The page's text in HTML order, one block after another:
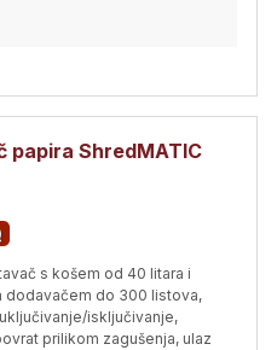
papira ShredMATIC
s košem od 40 litara i
dodavačem do 300 listova,
isključivanje,
prilikom zagušenja, ulaz